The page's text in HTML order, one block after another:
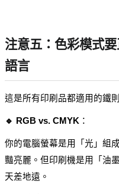
注意五：色彩模式
語言
這是所有印刷品都適用的鐵
🔹 RGB vs. CMYK ：
你的電腦螢幕是用「光」組
豔亮麗。但印刷機是用「油
天差地遠。